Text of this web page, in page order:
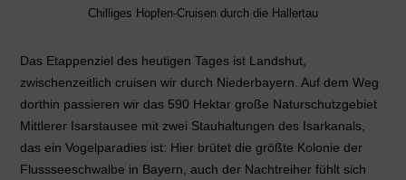
Chilliges Hopfen-Cruisen durch die Hallertau
Das Etappenziel des heutigen Tages ist Landshut,
zwischenzeitlich cruisen wir durch Niederbayern. Auf dem Weg
dorthin passieren wir das 590 Hektar große Naturschutzgebiet
Mittlerer Isarstausee mit zwei Stauhaltungen des Isarkanals,
das ein Vogelparadies ist: Hier brütet die größte Kolonie der
Flussseeschwalbe in Bayern, auch der Nachtreiher fühlt sich